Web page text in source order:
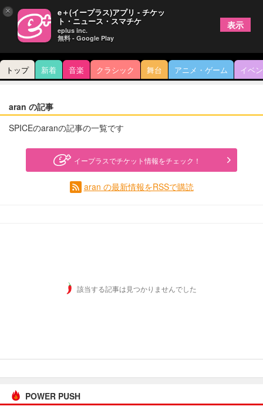
トップ 新着 音楽 クラシック 舞台 アニメ・ゲーム イベ
aran の記事
SPICEのaranの記事の一覧です
イープラスでチケット情報をチェック！
aran の最新情報をRSSで購読
該当する記事は見つかりませんでした
POWER PUSH
× e＋(イープラス)アプリ - チケッ
ト・ニュース・スマチケ
eplus inc.
無料 - Google Play
表示